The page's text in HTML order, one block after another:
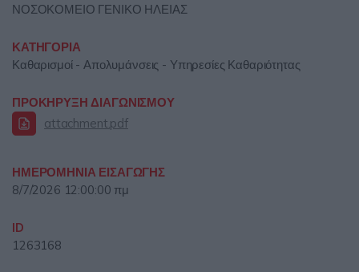
ΝΟΣΟΚΟΜΕΙΟ ΓΕΝΙΚΟ ΗΛΕΙΑΣ
ΚΑΤΗΓΟΡΙΑ
Καθαρισμοί - Απολυμάνσεις - Υπηρεσίες Καθαριότητας
ΠΡΟΚΗΡΥΞΗ ΔΙΑΓΩΝΙΣΜΟΥ
attachment.pdf
ΗΜΕΡΟΜΗΝΙΑ ΕΙΣΑΓΩΓΗΣ
8/7/2026 12:00:00 πμ
ID
1263168